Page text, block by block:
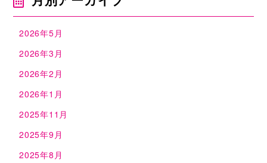
2026年5月
2026年3月
2026年2月
2026年1月
2025年11月
2025年9月
2025年8月